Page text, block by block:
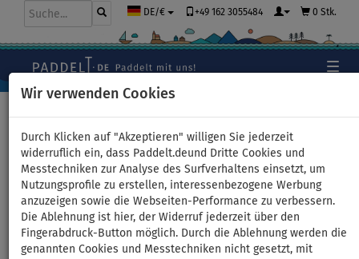
Wir verwenden Cookies
Durch Klicken auf "Akzeptieren" willigen Sie jederzeit
widerruflich ein, dass Paddelt.deund Dritte Cookies und
Messtechniken zur Analyse des Surfverhaltens einsetzt, um
Nutzungsprofile zu erstellen, interessenbezogene Werbung
anzuzeigen sowie die Webseiten-Performance zu verbessern.
Die Ablehnung ist hier, der Widerruf jederzeit über den
Fingerabdruck-Button möglich. Durch die Ablehnung werden die
genannten Cookies und Messtechniken nicht gesetzt, mit
DE/€ +49 162 3055484 0 Stk.
Schlauchboot GLADIATOR
LIGHT AK300WF green mit
Lattenboden - Set: mit